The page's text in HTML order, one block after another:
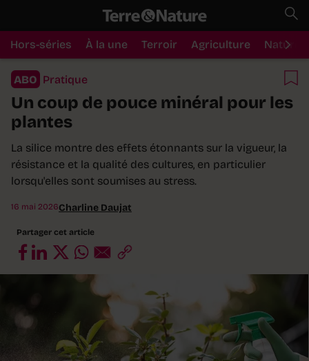
Hors-séries À la une Terroir Agriculture Nature
ABO Pratique
Un coup de pouce minéral pour les
plantes
La silice montre des effets étonnants sur la vigueur, la
résistance et la qualité des cultures, en particulier
lorsqu'elles sont soumises au stress.
16 mai 2026Charline Daujat
Partager cet article